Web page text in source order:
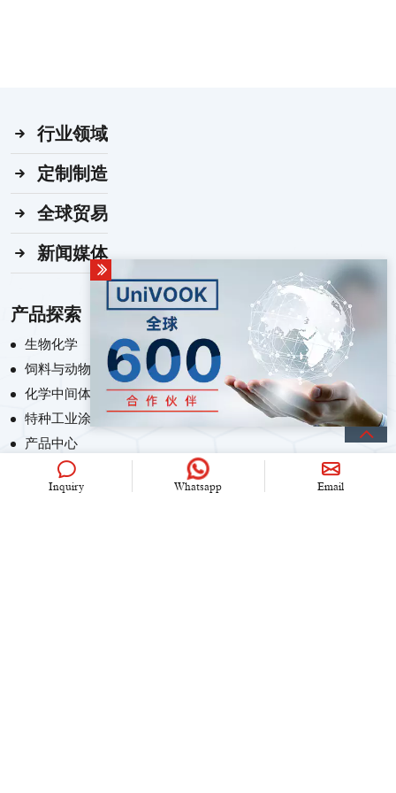
行业领域
定制制造
全球贸易
新闻媒体
产品探索
生物化学
饲料与动物营养化学
化学中间体
特种工业涂料
产品中心
联系我们
Inquiry Whatsapp Email